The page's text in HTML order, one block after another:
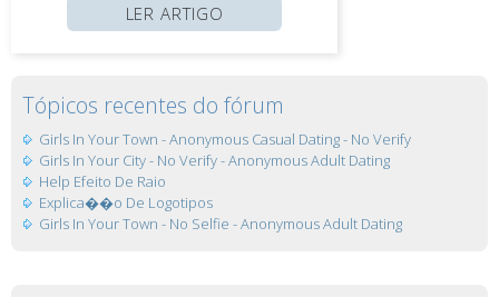
LER ARTIGO
Tópicos recentes do fórum
Girls In Your Town - Anonymous Casual Dating - No Verify
Girls In Your City - No Verify - Anonymous Adult Dating
Help Efeito De Raio
Explica��o De Logotipos
Girls In Your Town - No Selfie - Anonymous Adult Dating